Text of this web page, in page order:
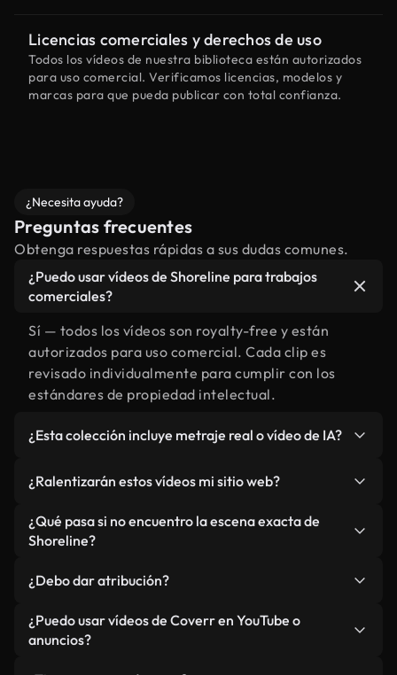
Licencias comerciales y derechos de uso
Todos los vídeos de nuestra biblioteca están autorizados
para uso comercial. Verificamos licencias, modelos y
marcas para que pueda publicar con total confianza.
¿Necesita ayuda?
Preguntas frecuentes
Obtenga respuestas rápidas a sus dudas comunes.
¿Puedo usar vídeos de Shoreline para trabajos
comerciales?
Sí — todos los vídeos son royalty-free y están
autorizados para uso comercial. Cada clip es
revisado individualmente para cumplir con los
estándares de propiedad intelectual.
¿Esta colección incluye metraje real o vídeo de IA?
relacionado con Shoreline y vídeos generados por
IA. Todo está claramente etiquetado.
¿Ralentizarán estos vídeos mi sitio web?
No si selecciona nuestras versiones optimizadas
para web, diseñadas específicamente para uso de
métricas como LCP.
¿Qué pasa si no encuentro la escena exacta de
Shoreline?
Studio. Describe la escena, como "Shoreline al
atardecer", y la IA la generará en segundos
conforme a nuestros estándares.
¿Debo dar atribución?
No es necesario. Todos los vídeos en nuestra
biblioteca son royalty-free, aunque siempre se
¿Puedo usar vídeos de Coverr en YouTube o
anuncios?